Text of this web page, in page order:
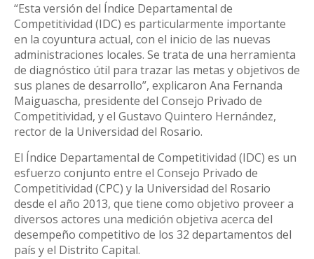
“Esta versión del Índice Departamental de
Competitividad (IDC) es particularmente importante
en la coyuntura actual, con el inicio de las nuevas
administraciones locales. Se trata de una herramienta
de diagnóstico útil para trazar las metas y objetivos de
sus planes de desarrollo”, explicaron Ana Fernanda
Maiguascha, presidente del Consejo Privado de
Competitividad, y el Gustavo Quintero Hernández,
rector de la Universidad del Rosario.
El Índice Departamental de Competitividad (IDC) es un
esfuerzo conjunto entre el Consejo Privado de
Competitividad (CPC) y la Universidad del Rosario
desde el año 2013, que tiene como objetivo proveer a
diversos actores una medición objetiva acerca del
desempeño competitivo de los 32 departamentos del
país y el Distrito Capital.